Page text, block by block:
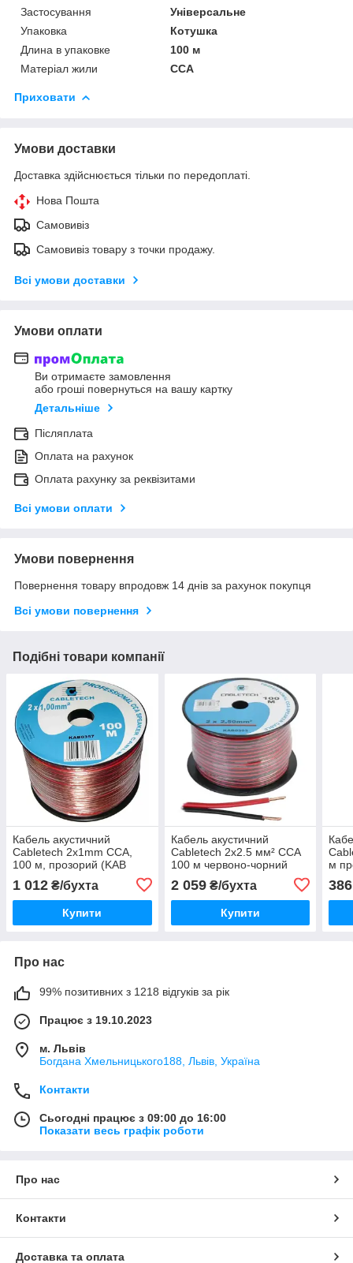
Застосування
Універсальне
Упаковка
Котушка
Длина в упаковке
100 м
Матеріал жили
CCA
Приховати
Умови доставки
Доставка здійснюється тільки по передоплаті.
Нова Пошта
Самовивіз
Самовивіз товару з точки продажу.
Всі умови доставки
Умови оплати
Ви отримаєте замовлення
або гроші повернуться на вашу картку
Детальніше
Післяплата
Оплата на рахунок
Оплата рахунку за реквізитами
Всі умови оплати
Умови повернення
Повернення товару впродовж 14 днів за рахунок покупця
Всі умови повернення
Подібні товари компанії
Кабель акустичний
Cabletech 2x1mm CCA,
100 м, прозорий (KAB
1 012 ₴/бухта
Купити
Кабель акустичний
Cabletech 2x2.5 мм² CCA
100 м червоно-чорний
2 059₴/бухта
Купити
м
Про нас
99% позитивних з 1218 відгуків за рік
Працює з 19.10.2023
м. Львів
Богдана Хмельницького188, Львів, Україна
Контакти
Сьогодні працює з 09:00 до 16:00
Показати весь графік роботи
Про нас
Контакти
Доставка та оплата